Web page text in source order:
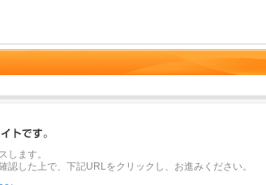
します。
認した上で、下記URLをクリックし、お進みください。